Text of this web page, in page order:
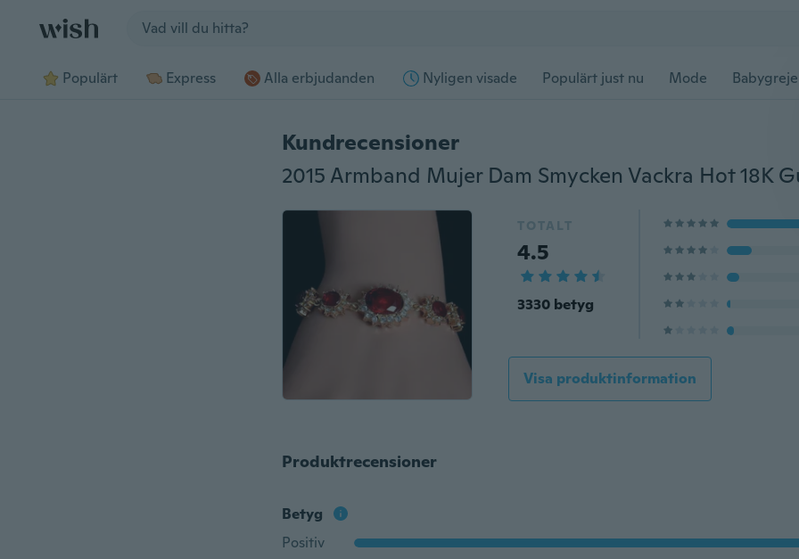
Populärt Express Alla erbjudanden Nyligen visade Populärt just nu Mode
Kundrecensioner
TOTALT
4.5
3330 betyg
Visa produktinformation
Produktrecensioner
Betyg
Positiv